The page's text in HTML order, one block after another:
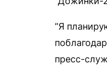
“Я
пресс-